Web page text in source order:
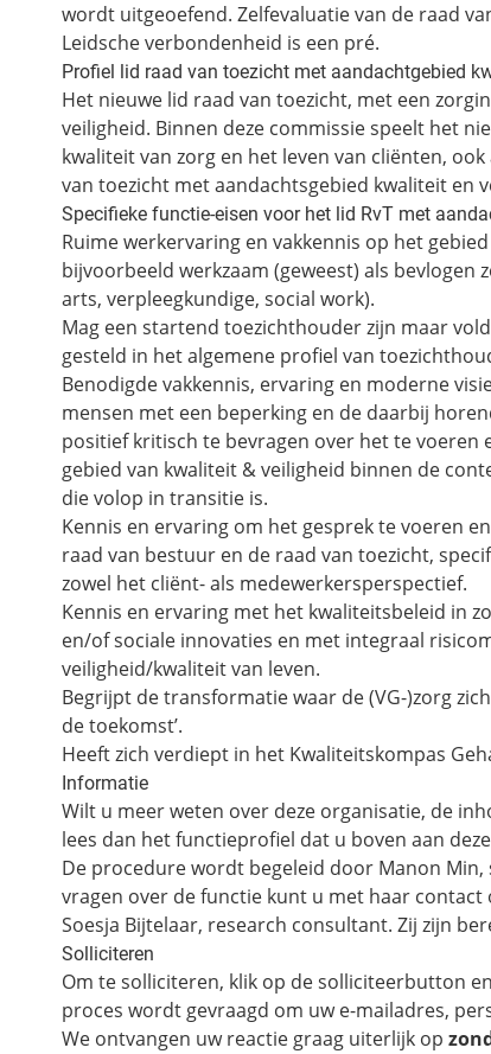
wordt uitgeoefend. Zelfevaluatie van de raad
Leidsche verbondenheid is een pré.
Profiel lid raad van toezicht met aandachtgebied
Het nieuwe lid raad van toezicht, met een
veiligheid. Binnen deze commissie speelt het
kwaliteit van zorg en het leven van cliënten,
van toezicht met aandachtsgebied kwaliteit en
Specifieke functie-eisen voor het lid RvT met
Ruime werkervaring en vakkennis op het
bijvoorbeeld werkzaam (geweest) als
arts, verpleegkundige, social work).
Mag een startend toezichthouder zijn maar
gesteld in het algemene profiel van
Benodigde vakkennis, ervaring en moderne
mensen met een beperking en de daarbij
positief kritisch te bevragen over het te voeren
gebied van kwaliteit & veiligheid binnen de
die volop in transitie is.
Kennis en ervaring om het gesprek te voeren
raad van bestuur en de raad van toezicht,
zowel het cliënt- als medewerkersperspectief.
Kennis en ervaring met het kwaliteitsbeleid in
en/of sociale innovaties en met integraal
veiligheid/kwaliteit van leven.
Begrijpt de transformatie waar de (VG-)zorg
de toekomst’.
Heeft zich verdiept in het Kwaliteitskompas
Informatie
Wilt u meer weten over deze organisatie, de
lees dan het functieprofiel dat u boven aan
De procedure wordt begeleid door Manon
vragen over de functie kunt u met haar
Soesja Bijtelaar, research consultant. Zij zijn
Solliciteren
Om te solliciteren, klik op de solliciteerbutton
proces wordt gevraagd om uw e-mailadres,
We ontvangen uw reactie graag uiterlijk op